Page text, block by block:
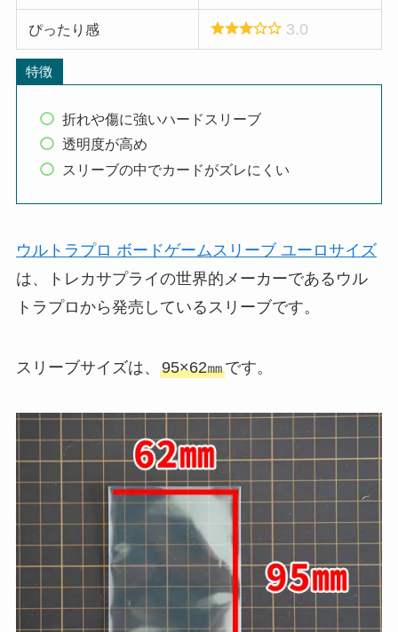
ぴったり感 3.0
特徴
折れや傷に強いハードスリーブ
透明度が高め
スリーブの中でカードがズレにくい
ウルトラプロ ボードゲームスリーブ ユーロサイズ
は、トレカサプライの世界的メーカーであるウル
トラプロから発売しているスリーブです。
スリーブサイズは、 95×62㎜です。